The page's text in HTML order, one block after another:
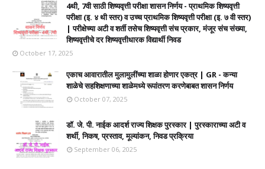
4थी, 7वी साठी शिष्यवृत्ती परीक्षा शासन निर्णय - प्राथमिक शिष्यवृत्ती
परीक्षा (इ. ४ थी स्तर) व उच्च प्राथमिक शिष्यवृत्ती परीक्षा (इ. ७ वी स्तर)
| परीक्षेच्या अटी व शर्ती तसेच शिष्यवृत्ती संच प्रकार, मंजूर संच संख्या,
शिष्यवृत्तीचे दर शिष्यवृत्तीधारक विद्यार्थी निवड
October 17, 2025
एकाच आवारातील मुलामुलींच्या शाळा होणार एकत्र | GR - कन्या
शाळेचे सहशिक्षणाच्या शाळेमध्ये रूपांतरण करणेबाबत शासन निर्णय
October 07, 2025
डॉ. जे. पी. नाईक आदर्श राज्य शिक्षक पुरस्कार | पुरस्काराच्या अटी व
शर्थी, निकष, प्रस्ताव, मूल्यांकन, निवड प्रक्रिया
September 06, 2025